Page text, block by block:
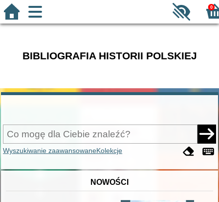
0
BIBLIOGRAFIA HISTORII POLSKIEJ
Wyszukiwanie zaawansowaneKolekcje
NOWOŚCI